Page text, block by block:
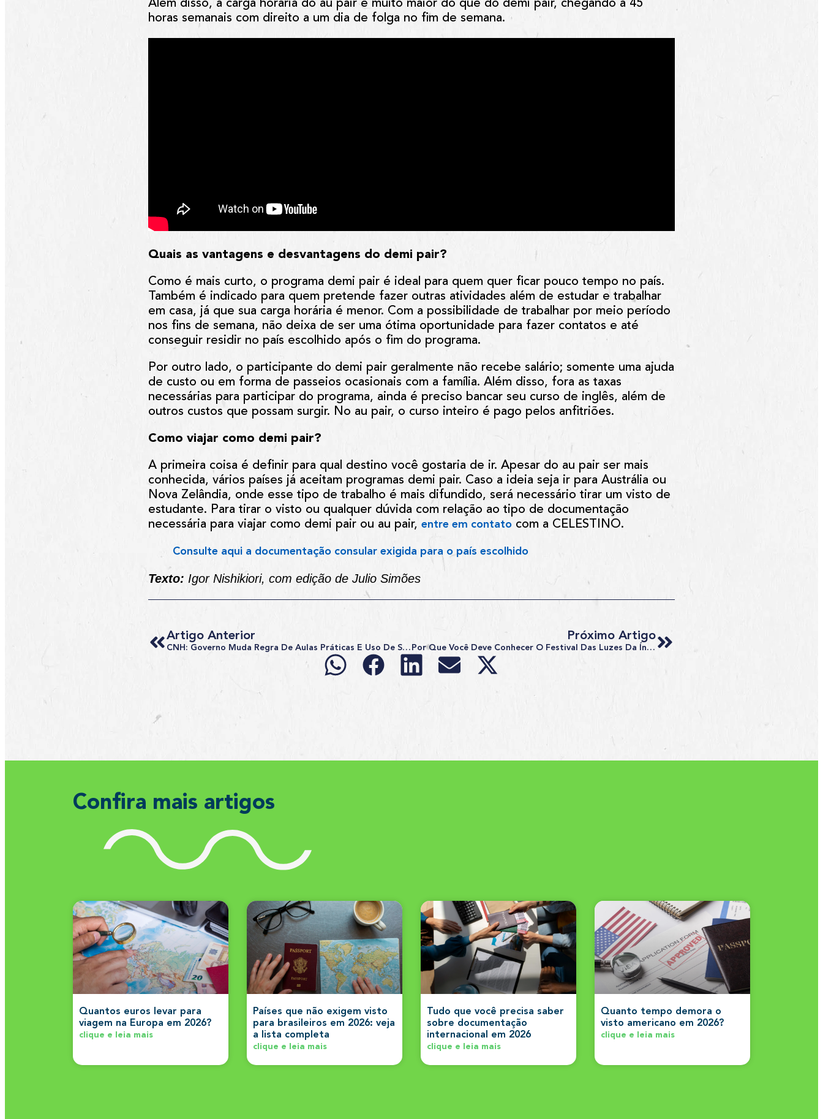
Além disso, a carga horária do au pair é muito maior do que do demi pair, chegando a 45
horas semanais com direito a um dia de folga no fim de semana.
Quais as vantagens e desvantagens do demi pair?
Como é mais curto, o programa demi pair é ideal para quem quer ficar pouco tempo no país.
Também é indicado para quem pretende fazer outras atividades além de estudar e trabalhar
em casa, já que sua carga horária é menor. Com a possibilidade de trabalhar por meio período
nos fins de semana, não deixa de ser uma ótima oportunidade para fazer contatos e até
conseguir residir no país escolhido após o fim do programa.
Por outro lado, o participante do demi pair geralmente não recebe salário; somente uma ajuda
de custo ou em forma de passeios ocasionais com a família. Além disso, fora as taxas
necessárias para participar do programa, ainda é preciso bancar seu curso de inglês, além de
outros custos que possam surgir. No au pair, o curso inteiro é pago pelos anfitriões.
Como viajar como demi pair?
A primeira coisa é definir para qual destino você gostaria de ir. Apesar do au pair ser mais
conhecida, vários países já aceitam programas demi pair. Caso a ideia seja ir para Austrália ou
Nova Zelândia, onde esse tipo de trabalho é mais difundido, será necessário tirar um visto de
estudante. Para tirar o visto ou qualquer dúvida com relação ao tipo de documentação
necessária para viajar como demi pair ou au pair,entre em contato com a CELESTINO.
Consulte aqui a documentação consular exigida para o país escolhido
Texto: Igor Nishikiori, com edição de Julio Simões
Artigo Anterior
CNH: Governo Muda Regra De Aulas Práticas E Uso De Simulador
Próximo Artigo
Por Que Você Deve Conhecer O Festival Das Luzes Da Índia
Confira mais artigos
Quantos euros levar para
viagem na Europa em 2026?
clique e leia mais
Países que não exigem visto
para brasileiros em 2026: veja
a lista completa
clique e leia mais
Tudo que você precisa saber
sobre documentação
internacional em 2026
clique e leia mais
Quanto tempo demora o
visto americano em 2026?
clique e leia mais